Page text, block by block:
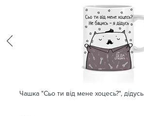
Чашка "Сьо ти від мене хоцесь?", дідусь